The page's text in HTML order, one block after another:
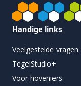
Handige links
Veelgestelde vragen
TegelStudio+
Voor hoveniers